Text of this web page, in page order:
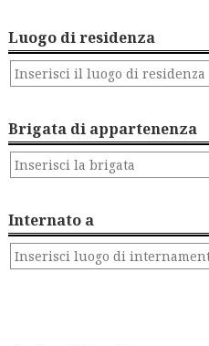
Luogo di residenza
Brigata di appartenenza
Internato a